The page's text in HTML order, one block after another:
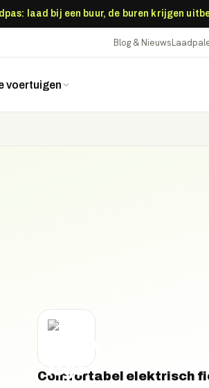
laad bij een buur, de buren krijgen
Blog & Nieuws
voertuigen
Comfortabel elektrisch